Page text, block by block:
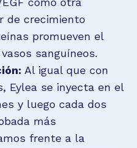
de crecimiento
promueven el
sanguíneos.
Al igual que con
Eylea se inyecta en el
y luego cada dos
más
frente a la